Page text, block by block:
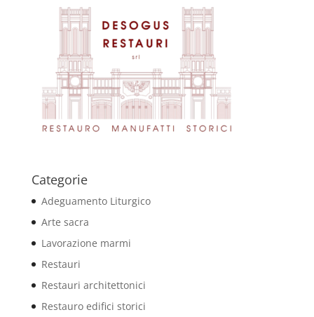
Categorie
Adeguamento Liturgico
Arte sacra
Lavorazione marmi
Restauri
Restauri architettonici
Restauro edifici storici